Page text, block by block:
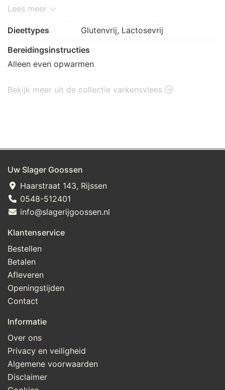
aardappelzetmeel, paneermeel (rijstmeel,
zout, gist), fruitvezel, witte peper, e450, e451, e250,
Lees meer
Dieettypes
Glutenvrij, Lactosevrij
Bereidingsinstructies
Alleen even opwarmen
Bekijk meer uit de collectie varkensvlees
Uw Slager Goossen
Haarstraat 143, Rijssen
0548-512401
info@slagerijgoossen.nl
Klantenservice
Bestellen
Betalen
Afleveren
Openingstijden
Contact
Informatie
Over ons
Privacy en veiligheid
Algemene voorwaarden
Disclaimer